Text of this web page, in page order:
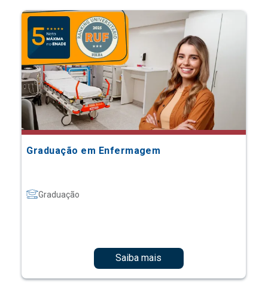
Graduação em Enfermagem
Graduação
Saiba mais